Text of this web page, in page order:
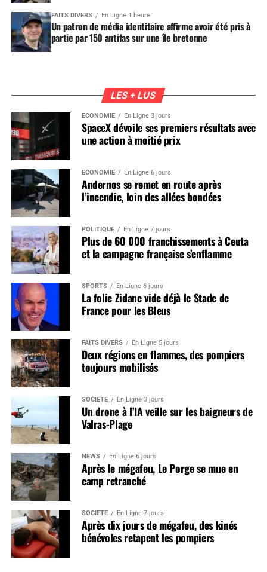
FAITS DIVERS En Ligne 1 heure
Un patron de média identitaire affirme avoir été pris à
partie par 150 antifas sur une île bretonne
LES + LUS
ÉCONOMIE En Ligne 3 jours
SpaceX dévoile ses premiers résultats avec
une action à moitié prix
ÉCONOMIE En Ligne 6 jours
Andernos se remet en route après
l’incendie, loin des allées bondées
POLITIQUE En Ligne 7 jours
Plus de 60 000 franchissements à Ceuta
et la campagne française s’enflamme
SPORTS En Ligne 6 jours
La folie Zidane vide déjà le Stade de
France pour les Bleus
FAITS DIVERS En Ligne 5 jours
Deux régions en flammes, des pompiers
toujours mobilisés
SOCIÉTÉ En Ligne 3 jours
Un drone à l’IA veille sur les baigneurs de
Valras-Plage
NEWS En Ligne 6 jours
Après le mégafeu, Le Porge se mue en
camp retranché
SOCIÉTÉ En Ligne 7 jours
Après dix jours de mégafeu, des kinés
bénévoles retapent les pompiers